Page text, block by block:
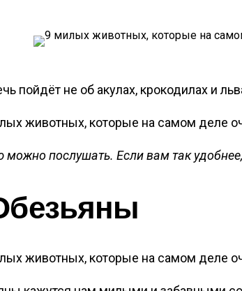
пойдёт не об акулах, крокодилах и
можно послушать. Если вам так